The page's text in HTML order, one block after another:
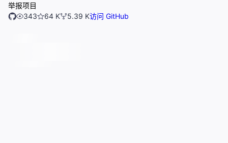
举报项目
343
64 K 5.39 K访问 GitHub